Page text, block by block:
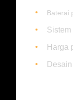
Baterai
Harga